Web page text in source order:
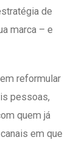
de
marca – e
reformular
pessoas,
quem já
em que